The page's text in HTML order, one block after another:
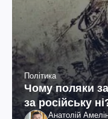
Політика
Чому поляки
за російську
Анатолій